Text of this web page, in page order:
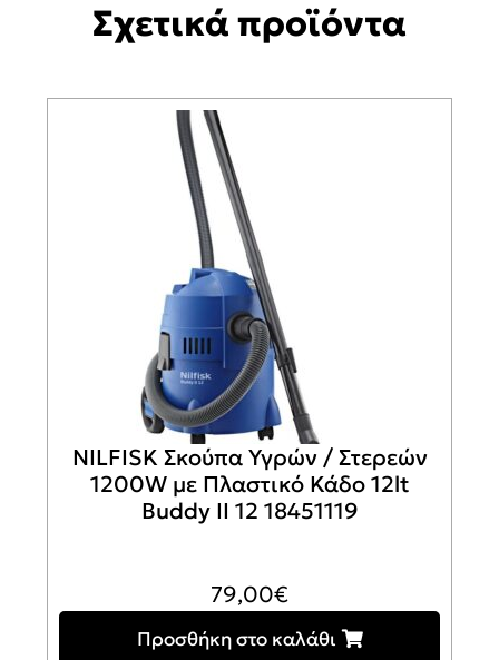
Σχετικά προϊόντα
NILFISK Σκούπα Υγρών / Στερεών
1200W με Πλαστικό Κάδο 12lt
Buddy II 12 18451119
79,00€
Προσθήκη στο καλάθι